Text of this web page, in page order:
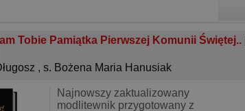
Tobie Pamiątka Pierwszej Komunii Świętej..
, s. Bożena Maria Hanusiak
Najnowszy zaktualizowany
modlitewnik przygotowany z